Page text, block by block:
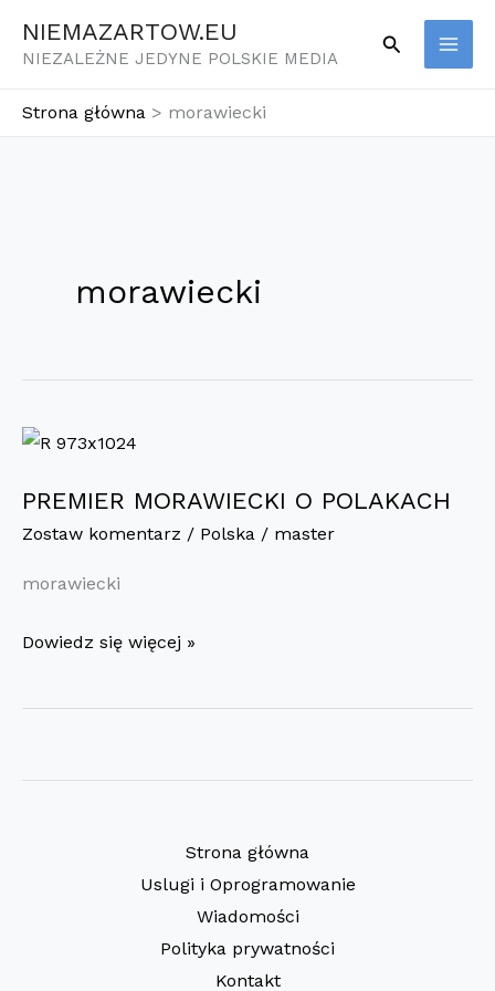
NIEMAZARTOW.EU
NIEZALEŻNE JEDYNE POLSKIE MEDIA
Szukaj
Strona główna morawiecki
morawiecki
PREMIER MORAWIECKI O POLAKACH
Zostaw komentarz / Polska / master
morawiecki
PREMIER
O
Dowiedz się więcej »
Strona główna
Uslugi i Oprogramowanie
Wiadomości
Polityka prywatności
Kontakt